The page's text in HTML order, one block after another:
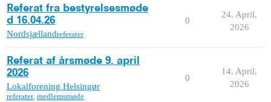
Referat fra bestyrelsesmøde
d 16.04.26
Nordsjællandreferater
0
24. April,
2026
Referat af årsmøde 9. april
2026
Lokalforening Helsingør
referater, medlemsmøde
0
14. April,
2026